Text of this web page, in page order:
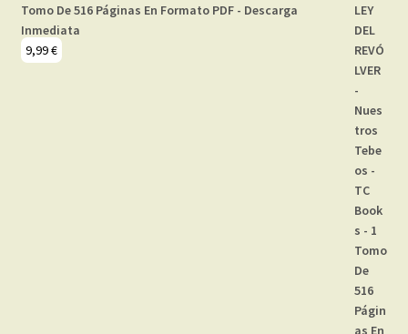
Tomo De 516 Páginas En Formato PDF - Descarga
Inmediata
9,99€